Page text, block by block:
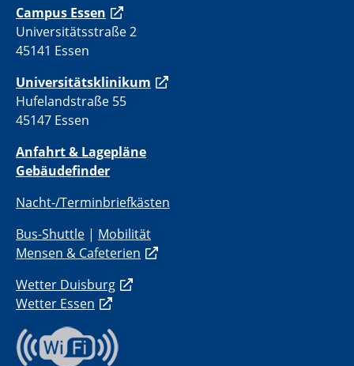
Campus Essen
Universitätsstraße 2
45141 Essen
Universitätsklinikum
Hufelandstraße 55
45147 Essen
Anfahrt & Lagepläne
Gebäudefinder
Nacht-/Terminbriefkästen
Bus-Shuttle | Mobilität
Mensen & Cafeterien
Wetter Duisburg
Wetter Essen